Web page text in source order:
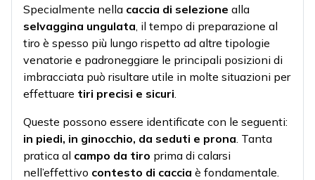
Specialmente nella caccia di selezione alla
selvaggina ungulata, il tempo di preparazione al
tiro è spesso più lungo rispetto ad altre tipologie
venatorie e padroneggiare le principali posizioni di
imbracciata può risultare utile in molte situazioni per
effettuare tiri precisi e sicuri.
Queste possono essere identificate con le seguenti:
in piedi, in ginocchio, da seduti e prona. Tanta
pratica al campo da tiro prima di calarsi
nell’effettivo contesto di caccia è fondamentale.